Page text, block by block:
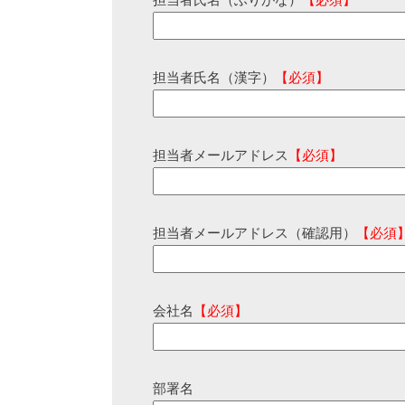
担当者氏名（漢字） 【必須】
担当者メールアドレス 【必須】
担当者メールアドレス（確認用） 【必須
会社名 【必須】
部署名